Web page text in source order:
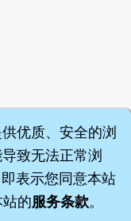
优质、安全的浏
致无法正常浏
表示您同意本站
的服务条款。